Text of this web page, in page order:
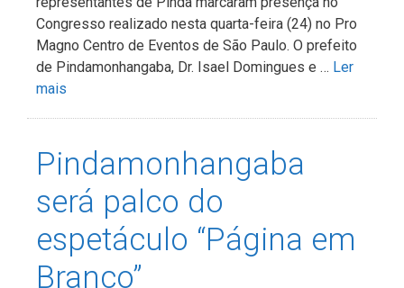
Congresso realizado nesta quarta-feira (24) no Pro
Magno Centro de Eventos de São Paulo. O prefeito
de Pindamonhangaba, Dr. Isael Domingues e … Ler
mais
Pindamonhangaba
será palco do
espetáculo “Página em
Branco”